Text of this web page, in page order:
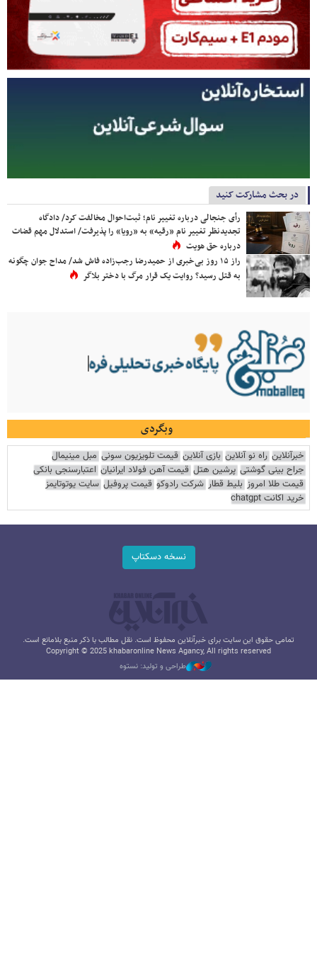
در بحث مشارکت کنید
رأی جنجالی درباره تغییر نام؛ ثبت‌احوال مخالفت کرد/ دادگاه
تجدیدنظر تغییر نام «رقیه» به «رویا» را پذیرفت/ استدلال مهم قضات
درباره حق هویت
راز ۱۵ روز بی‌خبری از حمیدرضا رجب‌زاده فاش شد/ مداح جوان چگونه
به قتل رسید؟ روایت یک قرار مرگ با دختر بلاگر
وبگردی
خبرآنلاین راه نو آنلاین بازی آنلاین قیمت تلویزیون سونی مبل مینیمال
جراح بینی گوشتی پرشین هتل قیمت آهن فولاد ایرانیان اعتبارسنجی بانکی
قیمت طلا امروز بلیط قطار شرکت رادوکو قیمت پروفیل سایت یوتوتایمز
خرید اکانت chatgpt
نسخه دسکتاپ
تمامی حقوق این سایت برای خبرآنلاین محفوظ است. نقل مطالب با ذکر منبع بلامانع است.
Copyright © 2025 khabaronline News Agancy, All rights reserved
طراحی و تولید: نستوه